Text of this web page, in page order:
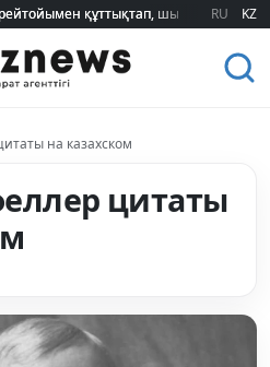
құттықтап, шығармашылық
құттықтап, шығармашылық
RU KZ
на казахском
цитаты